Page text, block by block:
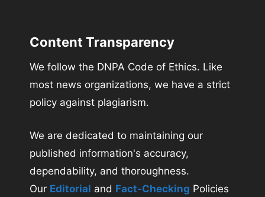
Content Transparency
We follow the DNPA Code of Ethics. Like
most news organizations, we have a strict
policy against plagiarism.
We are dedicated to maintaining our
published information's accuracy,
dependability, and thoroughness.
Our Editorial and Fact-Checking Policies